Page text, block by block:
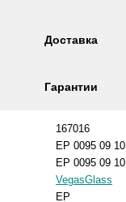
Доставка
Гарантии
167016
EP 0095 09 10
EP 0095 09 10
VegasGlass
EP